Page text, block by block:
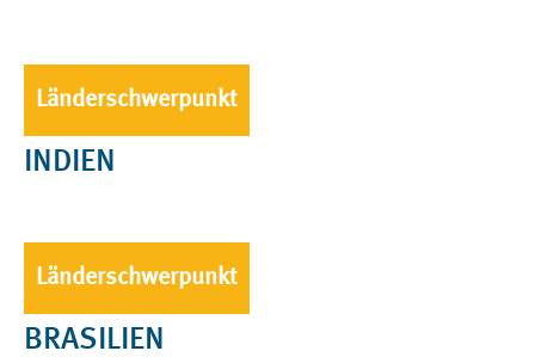
Länderschwerpunkt
INDIEN
Länderschwerpunkt
BRASILIEN